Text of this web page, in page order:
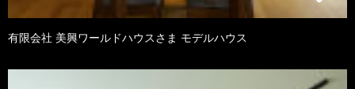
有限会社 美興ワールドハウスさま モデルハウス